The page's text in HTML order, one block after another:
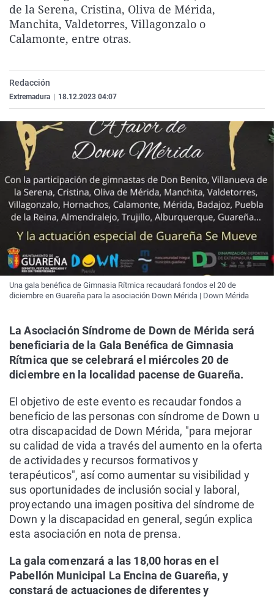
La rosa de los vientos
Gente viajera
Caso
Retornados
Operación Viuda
Extremadura
Galicia
Navarra
Virales
Televisión
de la Serena, Cristina, Oliva de Mérida,
Manchita, Valdetorres, Villagonzalo o
Calamonte, entre otras.
Redacción
Extremadura 18.12.2023 04:07
Una gala benéfica de Gimnasia Rítmica recaudará fondos el 20 de
diciembre en Guareña para la asociación Down Mérida | Down Mérida
La Asociación Síndrome de Down de Mérida será
beneficiaria de la Gala Benéfica de Gimnasia
Rítmica que se celebrará el miércoles 20 de
diciembre en la localidad pacense de Guareña.
El objetivo de este evento es recaudar fondos a
beneficio de las personas con síndrome de Down u
otra discapacidad de Down Mérida, "para mejorar
su calidad de vida a través del aumento en la oferta
de actividades y recursos formativos y
terapéuticos", así como aumentar su visibilidad y
sus oportunidades de inclusión social y laboral,
proyectando una imagen positiva del síndrome de
Down y la discapacidad en general, según explica
esta asociación en nota de prensa.
La gala comenzará a las 18,00 horas en el
Pabellón Municipal La Encina de Guareña, y
constará de actuaciones de diferentes y